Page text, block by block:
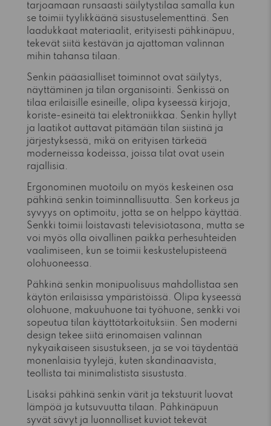
tarjoamaan runsaasti säilytystilaa samalla kun
se toimii tyylikkäänä sisustuselementtinä. Sen
laadukkaat materiaalit, erityisesti pähkinäpuu,
tekevät siitä kestävän ja ajattoman valinnan
mihin tahansa tilaan.
Senkin pääasialliset toiminnot ovat säilytys,
näyttäminen ja tilan organisointi. Senkissä on
tilaa erilaisille esineille, olipa kyseessä kirjoja,
koriste-esineitä tai elektroniikkaa. Senkin hyllyt
ja laatikot auttavat pitämään tilan siistinä ja
järjestyksessä, mikä on erityisen tärkeää
moderneissa kodeissa, joissa tilat ovat usein
rajallisia.
Ergonominen muotoilu on myös keskeinen osa
pähkinä senkin toiminnallisuutta. Sen korkeus ja
syvyys on optimoitu, jotta se on helppo käyttää.
Senkki toimii loistavasti televisiotasona, mutta se
voi myös olla oivallinen paikka perhesuhteiden
vaalimiseen, kun se toimii keskustelupisteenä
olohuoneessa.
Pähkinä senkin monipuolisuus mahdollistaa sen
käytön erilaisissa ympäristöissä. Olipa kyseessä
olohuone, makuuhuone tai työhuone, senkki voi
sopeutua tilan käyttötarkoituksiin. Sen moderni
design tekee siitä erinomaisen valinnan
nykyaikaiseen sisustukseen, ja se voi täydentää
monenlaisia tyylejä, kuten skandinaavista,
teollista tai minimalistista sisustusta.
Lisäksi pähkinä senkin värit ja tekstuurit luovat
lämpöä ja kutsuvuutta tilaan. Pähkinäpuun
syvät sävyt ja luonnolliset kuviot tekevät